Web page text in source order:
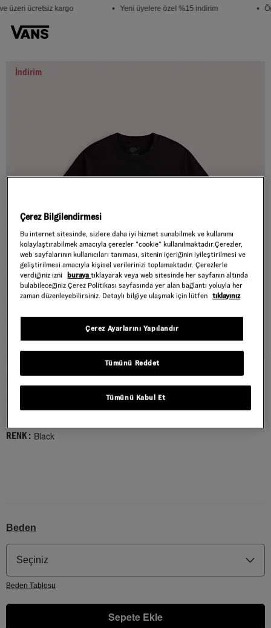
üzeri ücretsiz kargo • Yeni üyelere özel %15 indirim •
İndirim
BARBED HEART LOOSE TİŞÖRT
Style : VN000W02BLK1
1.259,30 TL 1.799,00 TL
RENK : Black
Beden
Seçiniz
Beden Tablosu
Sepete Ekle
Çerez Bilgilendirmesi
Bu internet sitesinde, sizlere daha iyi hizmet sunabilmek ve kullanımı
kolaylaştırabilmek amacıyla çerezler ”cookie” kullanılmaktadır.Çerezler,
web sayfalarının kullanıcıları tanıması, sitenin içeriğinin iyileştirilmesi ve
geliştirilmesi amacıyla kişisel verilerinizi toplamaktadır. Çerezlerle
verdiğiniz izni
burayatıklayarak veya web sitesinde her sayfanın altında
bulabileceğiniz Çerez Politikası sayfasında yer alan bağlantı yoluyla her
zaman düzenleyebilirsiniz. Detaylı bilgiye ulaşmak için lütfen tıklayınız
Tümünü Reddet
Tümünü Kabul Et
Çerez Ayarlarını Yapılandır